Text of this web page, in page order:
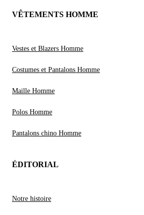
VÊTEMENTS HOMME
Vestes et Blazers Homme
Costumes et Pantalons Homme
Maille Homme
Polos Homme
Pantalons chino Homme
ÉDITORIAL
Notre histoire